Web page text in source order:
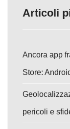
Articoli
Ancora app
Store:
pericoli e